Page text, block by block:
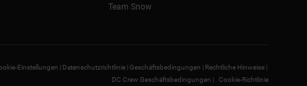
Team Snow
Einstellungen | Datenschutzrichtlinie |Geschäftsbedingungen | Rechtliche Hinweise |
DC Crew Geschäftsbedingungen |
Cookie-Richtlinie